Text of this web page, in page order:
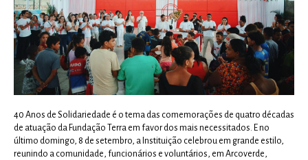
40 Anos de Solidariedade é o tema das comemorações de quatro décadas
de atuação da Fundação Terra em favor dos mais necessitados. E no
último domingo, 8 de setembro, a Instituição celebrou em grande estilo,
reunindo a comunidade, funcionários e voluntários, em Arcoverde,